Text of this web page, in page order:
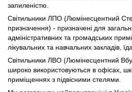
запиленістю.
Світильники ЛПО (Люмінесцентний
призначення) - призначені для
адміністративних та громадських
лікувальних та навчальних закладів,
Світильники ЛВО (Люмінесцентний
широко використовуються в офісах,
приміщеннях з підвісними стелями.